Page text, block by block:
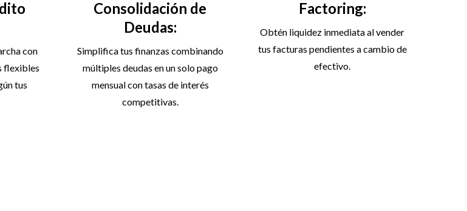
con
flexibles
tus
Consolidación de
Deudas:
Simplifica tus finanzas combinando
múltiples deudas en un solo pago
mensual con tasas de interés
competitivas.
Factoring:
Obtén liquidez inmediata al vender
tus facturas pendientes a cambio de
efectivo.